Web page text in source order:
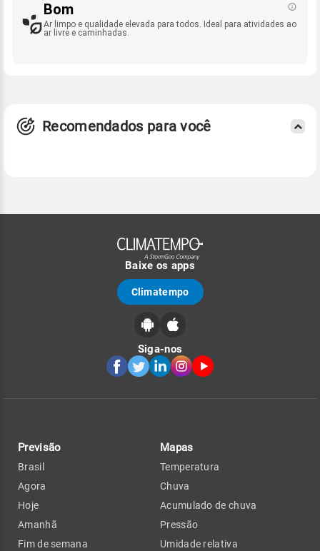
Bom
Ar limpo e qualidade elevada para todos. Ideal para atividades ao
ar livre e caminhadas.
Recomendados para você
Baixe os apps
Climatempo
Siga-nos
Previsão
Brasil
Agora
Hoje
Amanhã
Fim de semana
Mapas
Temperatura
Chuva
Acumulado de chuva
Pressão
Umidade relativa